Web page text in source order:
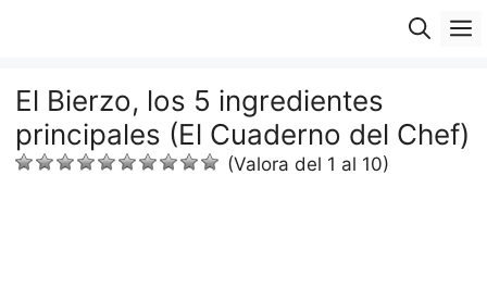
El Bierzo, los 5 ingredientes
principales (El Cuaderno del Chef)
(Valora del 1 al 10)